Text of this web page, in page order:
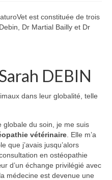
est constituée de trois
Dr Martial Bailly et Dr
DEBIN
dans leur globalité, telle
globale du soin, je me suis
vétérinaire . Elle m’a
que j’avais jusqu’alors
en ostéopathie
d’un échange privilégié avec
médecine est devenue une